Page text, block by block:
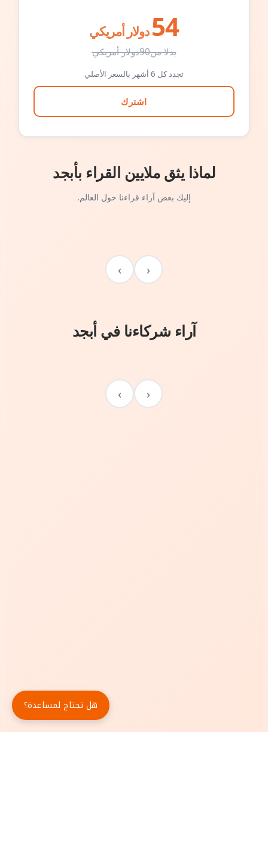
54 دولار أمريكي
بدلا من90دولار أمريكي
تجدد كل 6 أشهر بالسعر الأصلي
اشترك
لماذا يثق ملايين القراء بأبجد
إليك بعض آراء قراءنا حول العالم.
‹
›
آراء شركاءنا في أبجد
‹
›
هل تحتاج لمساعدة؟